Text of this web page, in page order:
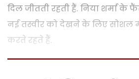
दिल जीतती रहती हैं. निया शर्मा
नई तस्वीर को देखने के लिए सोशल
करते रहते हैं.